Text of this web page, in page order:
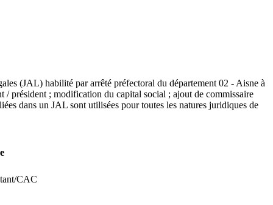
(JAL) habilité par arrêté préfectoral du département 02 - Aisne à
/ président ; modification du capital social ; ajout de commissaire
dans un JAL sont utilisées pour toutes les natures juridiques de
CAC